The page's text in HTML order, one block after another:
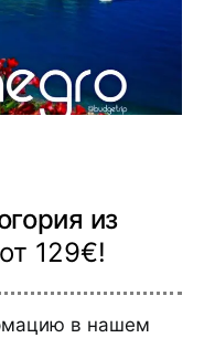
из
129€!
в нашем